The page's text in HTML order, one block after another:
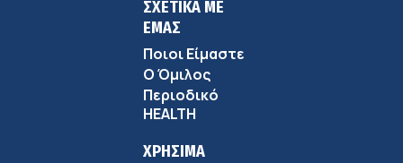
ΣΧΕΤΙΚΑ ΜΕ
ΕΜΑΣ
Ποιοι Είμαστε
Ο Όμιλος
Περιοδικό
HEALTH
ΧΡΗΣΙΜΑ